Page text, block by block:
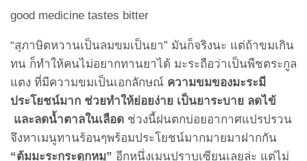
good medicine tastes bitter
“สุภาษิตหวานเป็นลมขมเป็นยา” มันก็จริงนะ แต่ถ้าขมเกิน
ทน ก็ทำให้คนไม่อยากทานยาได้ มะระถือว่าเป็นพืชตระกูล
แตง ที่มีความขมเป็นเอกลักษณ์ ความขมของมะระมี
ประโยชน์มาก ช่วยทำให้ย่อยง่าย เป็นยาระบาย ลดไข้
และลดน้ำตาลในเลือด ช่วงนี้ฝนตกบ่อยอากาศแปรปรวน
จึงหาเมนูทานร้อนๆพร้อมประโยชน์มากมายมาฝากกัน
“ต้มมะระกระดูกหมู” อีกหนึ่งเมนูปราบเซียนเลยล่ะ แต่ไม่